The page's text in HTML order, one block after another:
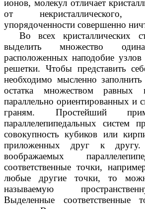
ионов, молекул отличает
от
упорядоченности совершенно
Во всех кристаллических
выделить множество
расположенных наподобие узлов
решетки. Чтобы представить
необходимо мысленно заполнить
остатка множеством равных
параллельно ориентированных
граням. Простейший
параллелепипедальных систем
совокупность кубиков или
приложенных друг к
воображаемых
соответственные точки,
любые другие точки, то
называемую
Выделенные соответственные